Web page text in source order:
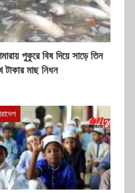
পুকুরে বিষ দিয়ে সাড়ে তিন
টাকার মাছ নিধন